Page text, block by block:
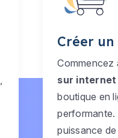
Créer
sur internet
boutique en
performante.
puissance